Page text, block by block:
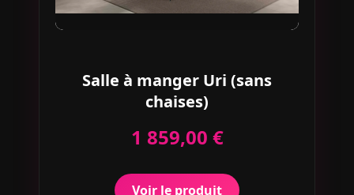
Salle à manger Uri (sans
chaises)
1 859,00 €
Voir le produit